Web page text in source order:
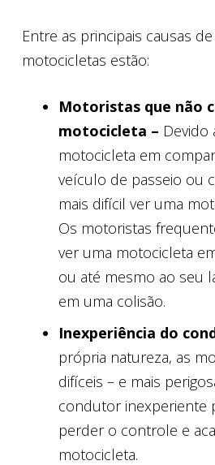
Entre as principais causas
motocicletas estão:
Motoristas que não
motocicleta – Devido
motocicleta em
veículo de passeio ou
mais difícil ver uma
Os motoristas
ver uma motocicleta
ou até mesmo ao seu
em uma colisão.
Inexperiência do
própria natureza, as
difíceis – e mais
condutor inexperiente
perder o controle e
motocicleta.